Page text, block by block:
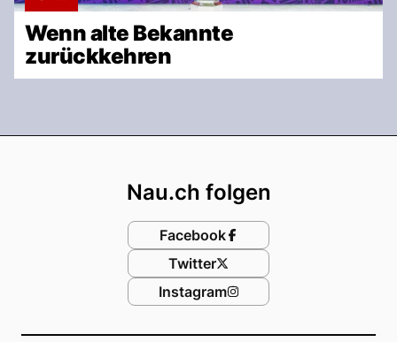
Wenn alte Bekannte
zurückkehren
Nau.ch folgen
Facebook
Twitter
Instagram